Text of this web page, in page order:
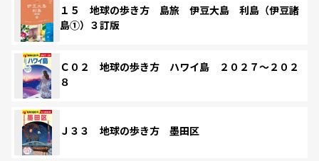
１５ 地球の歩き方 島旅 伊豆大島 利島（伊豆諸
島①）３訂版
Ｃ０２ 地球の歩き方 ハワイ島 ２０２７～２０２
８
Ｊ３３ 地球の歩き方 墨田区